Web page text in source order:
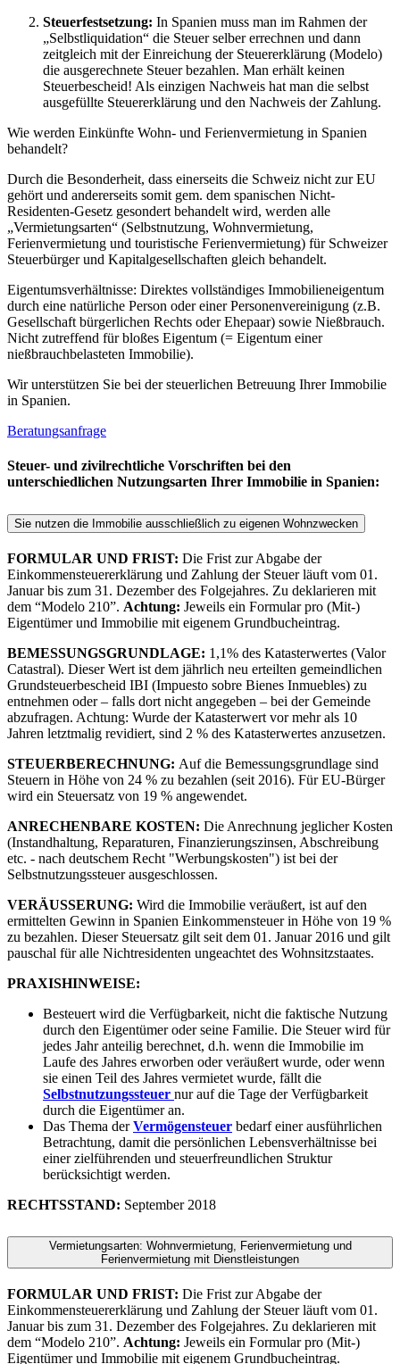
Steuerfestsetzung: In Spanien muss man im Rahmen der
„Selbstliquidation“ die Steuer selber errechnen und dann
zeitgleich mit der Einreichung der Steuererklärung (Modelo)
die ausgerechnete Steuer bezahlen. Man erhält keinen
Steuerbescheid! Als einzigen Nachweis hat man die selbst
ausgefüllte Steuererklärung und den Nachweis der Zahlung.
Wie werden Einkünfte Wohn- und Ferienvermietung in Spanien
behandelt?
Durch die Besonderheit, dass einerseits die Schweiz nicht zur EU
gehört und andererseits somit gem. dem spanischen Nicht-
Residenten-Gesetz gesondert behandelt wird, werden alle
„Vermietungsarten“ (Selbstnutzung, Wohnvermietung,
Ferienvermietung und touristische Ferienvermietung) für Schweizer
Steuerbürger und Kapitalgesellschaften gleich behandelt.
Eigentumsverhältnisse: Direktes vollständiges Immobilieneigentum
durch eine natürliche Person oder einer Personenvereinigung (z.B.
Gesellschaft bürgerlichen Rechts oder Ehepaar) sowie Nießbrauch.
Nicht zutreffend für bloßes Eigentum (= Eigentum einer
nießbrauchbelasteten Immobilie).
Wir unterstützen Sie bei der steuerlichen Betreuung Ihrer Immobilie
in Spanien.
Beratungsanfrage
Steuer- und zivilrechtliche Vorschriften bei den
unterschiedlichen Nutzungsarten Ihrer Immobilie in Spanien:
Sie nutzen die Immobilie ausschließlich zu eigenen Wohnzwecken
FORMULAR UND FRIST: Die Frist zur Abgabe der
Einkommensteuererklärung und Zahlung der Steuer läuft vom 01.
Januar bis zum 31. Dezember des Folgejahres. Zu deklarieren mit
dem “Modelo 210”. Achtung: Jeweils ein Formular pro (Mit-)
Eigentümer und Immobilie mit eigenem Grundbucheintrag.
BEMESSUNGSGRUNDLAGE: 1,1% des Katasterwertes (Valor
Catastral). Dieser Wert ist dem jährlich neu erteilten gemeindlichen
Grundsteuerbescheid IBI (Impuesto sobre Bienes Inmuebles) zu
entnehmen oder – falls dort nicht angegeben – bei der Gemeinde
abzufragen. Achtung: Wurde der Katasterwert vor mehr als 10
Jahren letztmalig revidiert, sind 2 % des Katasterwertes anzusetzen.
STEUERBERECHNUNG: Auf die Bemessungsgrundlage sind
Steuern in Höhe von 24 % zu bezahlen (seit 2016). Für EU-Bürger
wird ein Steuersatz von 19 % angewendet.
ANRECHENBARE KOSTEN: Die Anrechnung jeglicher Kosten
(Instandhaltung, Reparaturen, Finanzierungszinsen, Abschreibung
etc. - nach deutschem Recht "Werbungskosten") ist bei der
Selbstnutzungssteuer ausgeschlossen.
VERÄUSSERUNG: Wird die Immobilie veräußert, ist auf den
ermittelten Gewinn in Spanien Einkommensteuer in Höhe von 19 %
zu bezahlen. Dieser Steuersatz gilt seit dem 01. Januar 2016 und gilt
pauschal für alle Nichtresidenten ungeachtet des Wohnsitzstaates.
PRAXISHINWEISE:
Besteuert wird die Verfügbarkeit, nicht die faktische Nutzung
durch den Eigentümer oder seine Familie. Die Steuer wird für
jedes Jahr anteilig berechnet, d.h. wenn die Immobilie im
Laufe des Jahres erworben oder veräußert wurde, oder wenn
sie einen Teil des Jahres vermietet wurde, fällt die
Selbstnutzungssteuer nur auf die Tage der Verfügbarkeit
durch die Eigentümer an.
Das Thema der Vermögensteuer bedarf einer ausführlichen
Betrachtung, damit die persönlichen Lebensverhältnisse bei
einer zielführenden und steuerfreundlichen Struktur
berücksichtigt werden.
RECHTSSTAND: September 2018
Vermietungsarten: Wohnvermietung, Ferienvermietung und
Ferienvermietung mit Dienstleistungen
FORMULAR UND FRIST: Die Frist zur Abgabe der
Einkommensteuererklärung und Zahlung der Steuer läuft vom 01.
Januar bis zum 31. Dezember des Folgejahres. Zu deklarieren mit
dem “Modelo 210”. Achtung: Jeweils ein Formular pro (Mit-)
Eigentümer und Immobilie mit eigenem Grundbucheintrag.